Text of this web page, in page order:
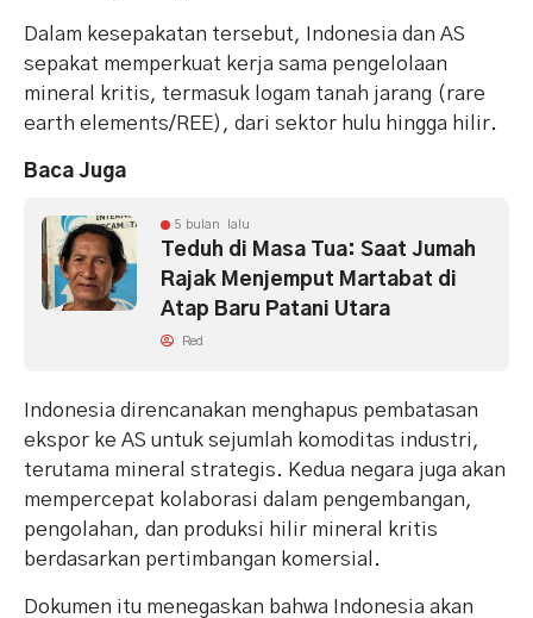
Dalam kesepakatan tersebut, Indonesia dan AS
sepakat memperkuat kerja sama pengelolaan
mineral kritis, termasuk logam tanah jarang (rare
earth elements/REE), dari sektor hulu hingga hilir.
Baca Juga
5 bulan lalu
Teduh di Masa Tua: Saat Jumah
Rajak Menjemput Martabat di
Atap Baru Patani Utara
Red
Indonesia direncanakan menghapus pembatasan
ekspor ke AS untuk sejumlah komoditas industri,
terutama mineral strategis. Kedua negara juga akan
mempercepat kolaborasi dalam pengembangan,
pengolahan, dan produksi hilir mineral kritis
berdasarkan pertimbangan komersial.
Dokumen itu menegaskan bahwa Indonesia akan